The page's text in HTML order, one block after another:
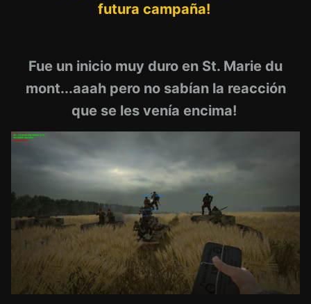
futura campaña!
Fue un inicio muy duro en St. Marie du
mont...aaah pero no sabían la reacción
que se les venía encima!